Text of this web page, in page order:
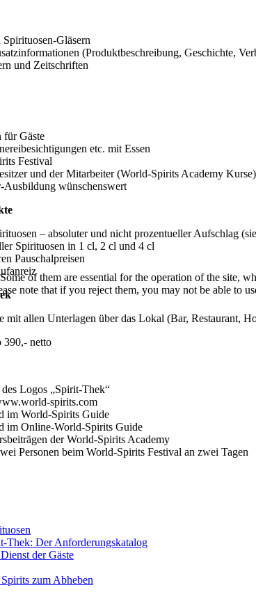
Gläsern
(Produktbeschreibung, Geschichte,
und Zeitschriften
für Gäste
etc. mit Essen
Festival
und der Mitarbeiter (World-Spirits Academy Kurse)
wünschenswert
– absoluter und nicht prozentueller Aufschlag
Spirituosen in 1 cl, 2 cl und 4 cl
Pauschalpreisen
mit allen Unterlagen über das Lokal (Bar, Restaurant,
390,- netto
Logos „Spirit-Thek“
spirits.com
im World-Spirits Guide
im Online-World-Spirits Guide
der World-Spirits Academy
Personen beim World-Spirits Festival an zwei Tagen
Thek: Der Anforderungskatalog
der Gäste
zum Abheben
of them are essential for the operation of the site,
note that if you reject them, you may not be able to